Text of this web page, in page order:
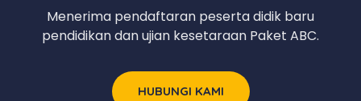
Menerima pendaftaran peserta didik baru
pendidikan dan ujian kesetaraan Paket ABC.
HUBUNGI KAMI